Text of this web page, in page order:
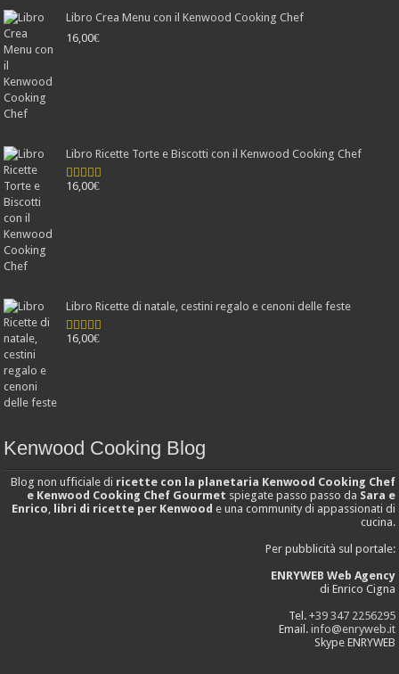
Libro Crea Menu con il Kenwood Cooking Chef
16,00€
Libro Ricette Torte e Biscotti con il Kenwood Cooking Chef
Valutato
16,00€
Libro Ricette di natale, cestini regalo e cenoni delle feste
Valutato
16,00€
Kenwood Cooking Blog
Blog non ufficiale di ricette con la planetaria Kenwood Cooking Chef
e Kenwood Cooking Chef Gourmet spiegate passo passo da Sara e
Enrico
libri di ricette per Kenwood e una community di appassionati di
cucina.
Per pubblicità sul portale:
ENRYWEB Web Agency
di Enrico Cigna
Tel. +39 347 2256295
Email. info@enryweb.it
Skype ENRYWEB